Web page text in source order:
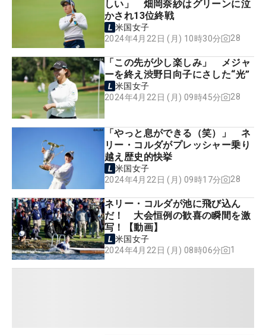
しい」 畑岡奈紗はグリーンに泣
かされ13位終戦
米国女子
2024年4月22日 (月) 10時30分
28
「この先が少し楽しみ」 メジャ
ーを終え渋野日向子にさした“光”
米国女子
2024年4月22日 (月) 09時45分
28
「やっと息ができる（笑）」 ネ
リー・コルダがプレッシャー乗り
越え歴史的快挙
米国女子
2024年4月22日 (月) 09時17分
28
ネリー・コルダが池に飛び込ん
だ！ 大会恒例の歓喜の瞬間を激
写！【動画】
米国女子
2024年4月22日 (月) 08時06分
1